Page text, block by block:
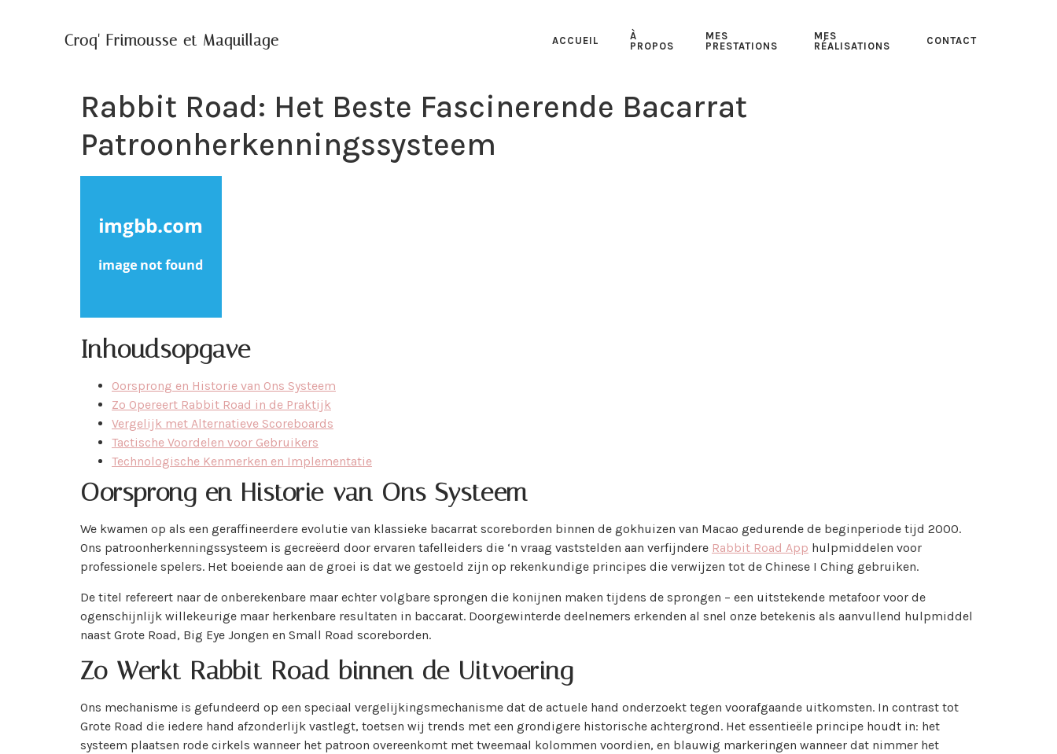
Croq' Frimousse et Maquillage ACCUEIL
À
PROPOS
MES
PRESTATIONS
MES
RÉALISATIONS
CONTACT
Rabbit Road: Het Beste Fascinerende Bacarrat
Patroonherkenningssysteem
Inhoudsopgave
Oorsprong en Historie van Ons Systeem
Zo Opereert Rabbit Road in de Praktijk
Vergelijk met Alternatieve Scoreboards
Tactische Voordelen voor Gebruikers
Technologische Kenmerken en Implementatie
Oorsprong en Historie van Ons Systeem
We kwamen op als een geraffineerdere evolutie van klassieke bacarrat scoreborden binnen de gokhuizen van Macao gedurende de beginperiode tijd 2000.
Ons patroonherkenningssysteem is gecreëerd door ervaren tafelleiders die ‘n vraag vaststelden aan verfijndere Rabbit Road App hulpmiddelen voor
professionele spelers. Het boeiende aan de groei is dat we gestoeld zijn op rekenkundige principes die verwijzen tot de Chinese I Ching gebruiken.
De titel refereert naar de onberekenbare maar echter volgbare sprongen die konijnen maken tijdens de sprongen – een uitstekende metafoor voor de
ogenschijnlijk willekeurige maar herkenbare resultaten in baccarat. Doorgewinterde deelnemers erkenden al snel onze betekenis als aanvullend hulpmiddel
naast Grote Road, Big Eye Jongen en Small Road scoreborden.
Zo Werkt Rabbit Road binnen de Uitvoering
Ons mechanisme is gefundeerd op een speciaal vergelijkingsmechanisme dat de actuele hand onderzoekt tegen voorafgaande uitkomsten. In contrast tot
Grote Road die iedere hand afzonderlijk vastlegt, toetsen wij trends met een grondigere historische achtergrond. Het essentieële principe houdt in: het
systeem plaatsen rode cirkels wanneer het patroon overeenkomt met tweemaal kolommen voordien, en blauwig markeringen wanneer dat nimmer het